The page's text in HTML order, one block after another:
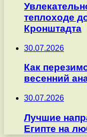
теплоходе
Кронштадта
30.07.2026
Как
весенний
30.07.2026
Лучшие
Египте на